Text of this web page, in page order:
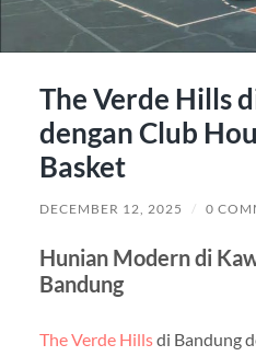
The Verde Hills
dengan Club
Basket
DECEMBER 12, 2025 / 0
Hunian Modern di
Bandung
The Verde Hillsdi Bandung